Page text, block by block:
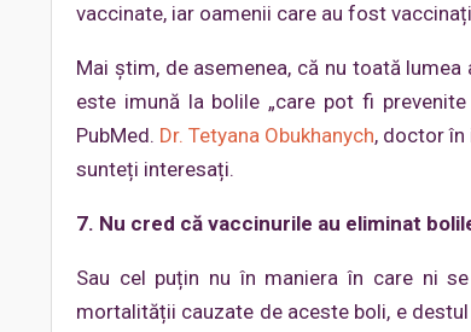
vaccinate, iar oamenii care au fost
Mai știm, de asemenea, că nu toată
este imună la bolile „care pot fi
PubMed. Dr. Tetyana Obukhanych, doctor
sunteți interesați.
7. Nu cred că vaccinurile au eliminat
Sau cel puțin nu în maniera în care ni
mortalității cauzate de aceste boli, e